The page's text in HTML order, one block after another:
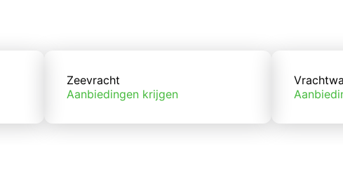
Zeevracht
Aanbiedingen krijgen